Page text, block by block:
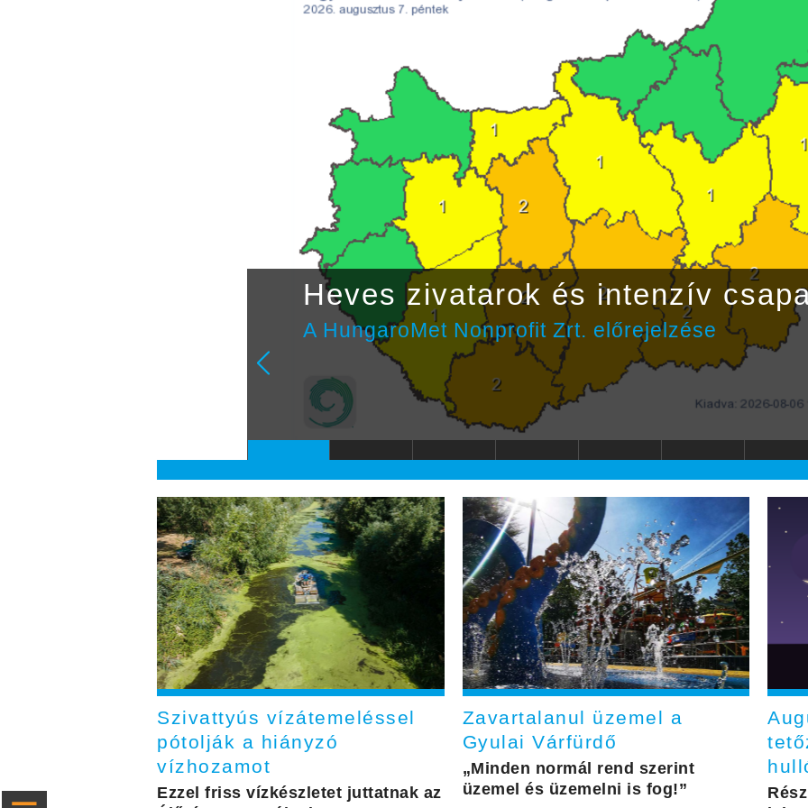
Heves zivatarok és intenzív
A HungaroMet Nonprofit Zrt. előrejelzése
Szivattyús vízátemeléssel
pótolják a hiányzó
vízhozamot
Ezzel friss vízkészletet juttatnak az
Zavartalanul üzemel a
Gyulai Várfürdő
„Minden normál rend szerint
üzemel és üzemelni is fog!”